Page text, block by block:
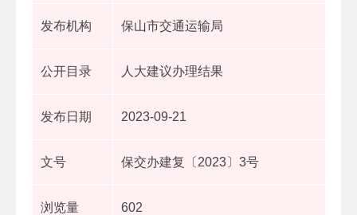
发布机构 保山市交通运输局
公开目录 人大建议办理结果
发布日期 2023-09-21
文号 保交办建复〔2023〕3号
浏览量 602